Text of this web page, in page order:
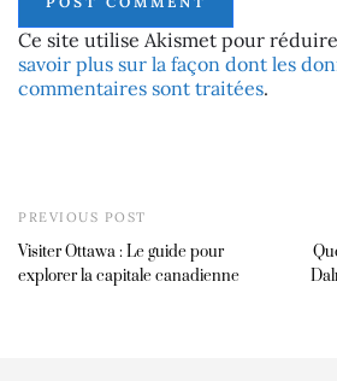
Ce site utilise Akismet pour
savoir plus sur la façon dont les
commentaires sont traitées.
PREVIOUS POST
Visiter Ottawa : Le guide pour
explorer la capitale canadienne